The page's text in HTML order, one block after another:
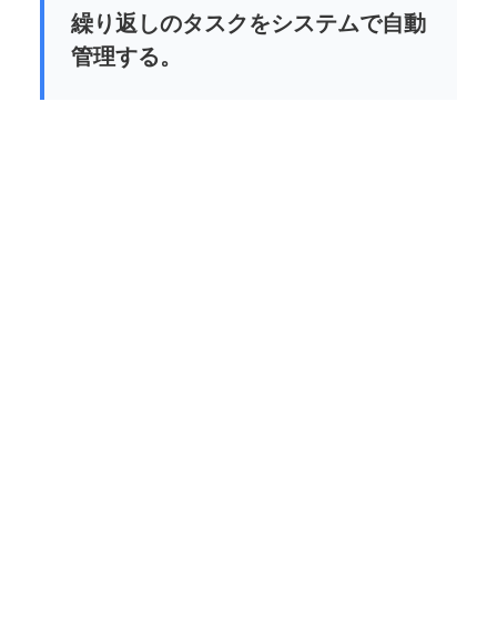
繰り返しのタスクをシステムで自動
管理する。